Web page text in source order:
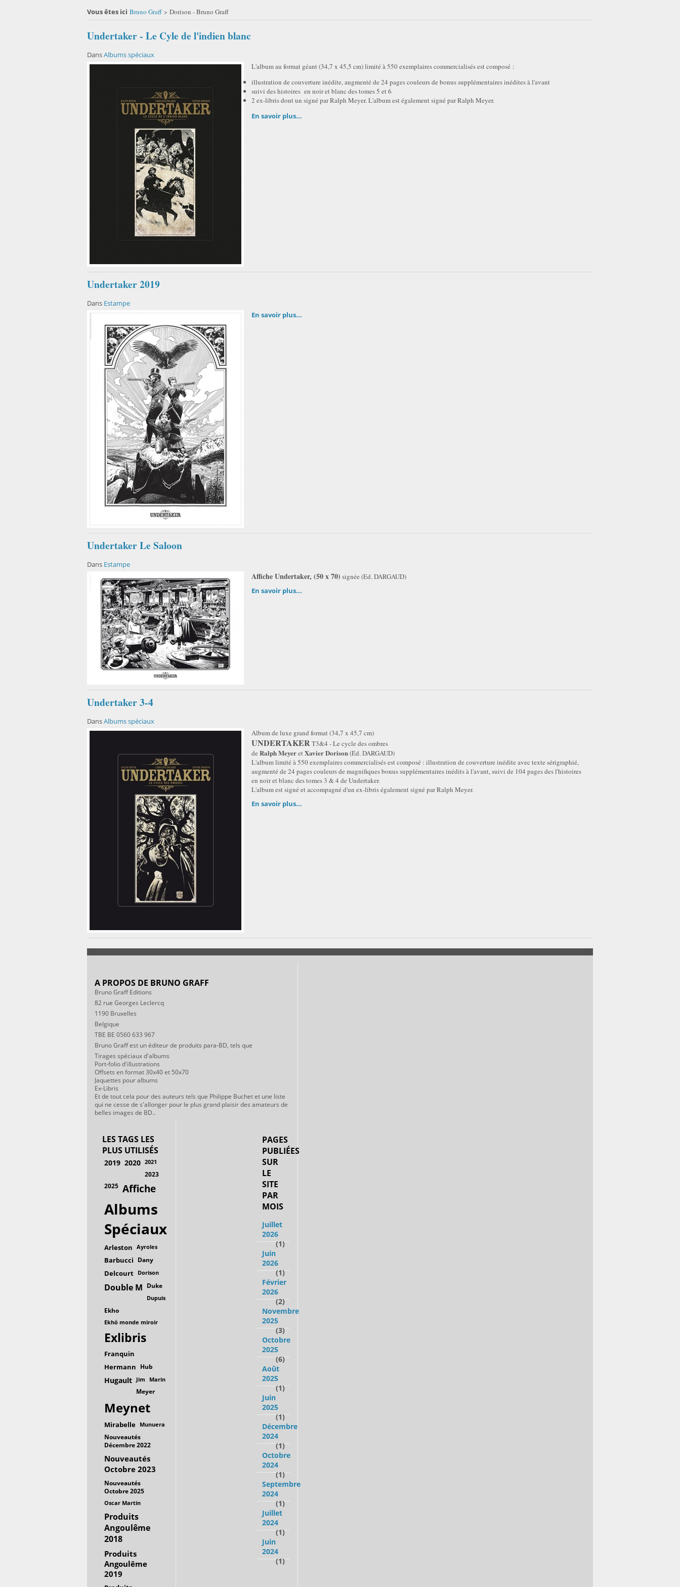
Vous êtes ici Bruno Graff > Dorison - Bruno Graff
Undertaker - Le Cyle de l'indien blanc
DansAlbums spéciaux
L'album au format géant (34,7 x 45,5 cm) limité à 550 exemplaires commercialisés est composé :
illustration de couverture inédite, augmenté de 24 pages couleurs de bonus supplémentaires inédites à l'avant
suivi des histoires en noir et blanc des tomes 5 et 6
2 ex-libris dont un signé par Ralph Meyer. L'album est également signé par Ralph Meyer.
En savoir plus...
Undertaker 2019
Dans Estampe
En savoir plus...
Undertaker Le Saloon
Dans Estampe
Affiche Undertaker, (50 x 70) signée (Ed. DARGAUD)
En savoir plus...
Undertaker 3-4
DansAlbums spéciaux
Album de luxe grand format (34,7 x 45,7 cm)
UNDERTAKERT3&4 - Le cycle des ombres
de Ralph MeyeretXavier Dorison(Ed. DARGAUD)
L'album limité à 550 exemplaires commercialisés est composé : illustration de couverture inédite avec texte sérigraphié,
augmenté de 24 pages couleurs de magnifiques bonus supplémentaires inédits à l'avant, suivi de 104 pages des l'histoires
en noir et blanc des tomes 3 & 4 de Undertaker.
L'album est signé et accompagné d'un ex-libris également signé par Ralph Meyer.
En savoir plus...
A PROPOS DE BRUNO GRAFF
Bruno Graff Editions
82 rue Georges Leclercq
1190 Bruxelles
Belgique
TBE BE 0560 633 967
Bruno Graff est un éditeur de produits para-BD, tels que
Tirages spéciaux d'albums
Port-folio d'illustrations
Offsets en format 30x40 et 50x70
Jaquettes pour albums
Ex-Libris
Et de tout cela pour des auteurs tels que Philippe Buchet et une liste
qui ne cesse de s'allonger pour le plus grand plaisir des amateurs de
belles images de BD..
LES TAGS LES
PLUS UTILISÉS
2019 2020 2021
2023
2025 Affiche
Albums
Spéciaux
Arleston Ayroles
Barbucci Dany
Delcourt Dorison
Double M Duke
Dupuis
Ekho
Ekhö monde miroir
Exlibris
Franquin
Hermann Hub
Hugault Jim Marin
Meyer
Meynet
Mirabelle Munuera
Nouveautés
Décembre 2022
Nouveautés
Octobre 2023
Nouveautés
Octobre 2025
Oscar Martin
Produits
Angoulême
2018
Produits
Angoulême
2019
PAGES
PUBLIÉES
SUR
LE
SITE
PAR
MOIS
Juillet
2026
(1)
Juin
2026
(1)
Février
2026
(2)
Novembre
2025
(3)
Octobre
2025
(6)
Août
2025
(1)
Juin
2025
(1)
Décembre
2024
(1)
Octobre
2024
(1)
Septembre
2024
(1)
Juillet
2024
(1)
Juin
2024
(1)